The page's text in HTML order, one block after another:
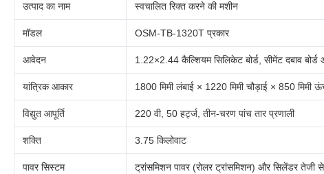
उत्पाद का नाम स्वचालित रिक्त करने की मशीन
मॉडल OSM-TB-1320T प्रकार
आवेदन 1.22×2.44 कैल्शियम सिलिकेट बोर्ड, सीमेंट दबाव
यांत्रिक आकार 1800 मिमी लंबाई × 1220 मिमी चौड़ाई × 850
विद्युत आपूर्ति 220 वी, 50 हर्ट्ज, तीन-चरण पांच तार प्रणाली
शक्ति 3.75 किलोवाट
पावर सिस्टम ट्रांसमिशन पावर (रोलर ट्रांसमिशन) और सिलेंडर तेजी